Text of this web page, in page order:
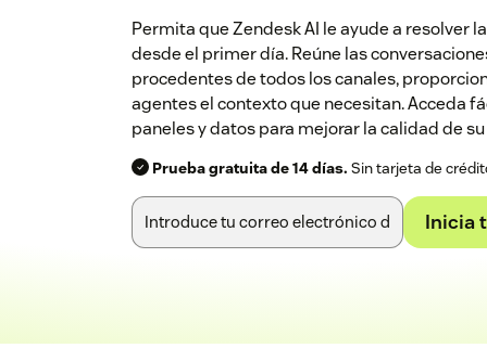
Permita que Zendesk AI le ayude a resolver
desde el primer día. Reúne las
procedentes de todos los canales,
agentes el contexto que necesitan. Acceda
paneles y datos para mejorar la calidad de
Prueba gratuita de 14 días. Sin tarjeta de
Inicia